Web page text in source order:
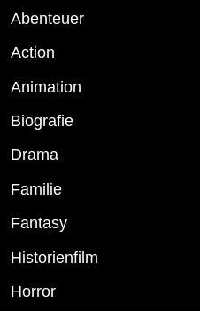
Abenteuer
Action
Animation
Biografie
Drama
Familie
Fantasy
Historienfilm
Horror